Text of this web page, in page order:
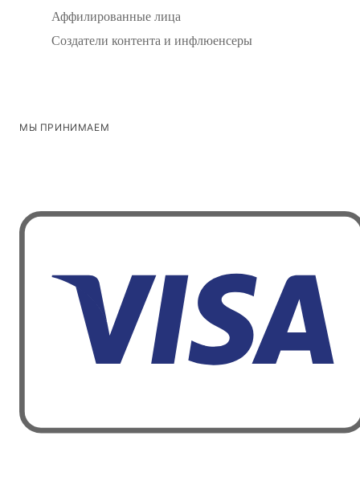
Аффилированные лица
Создатели контента и инфлюенсеры
МЫ ПРИНИМАЕМ